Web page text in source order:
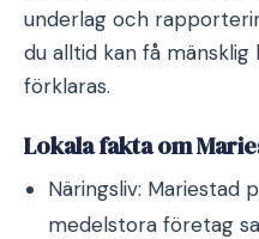
underlag och
du alltid kan få
förklaras.
Lokala fakta om
Näringsliv: Mariestad
medelstora företag